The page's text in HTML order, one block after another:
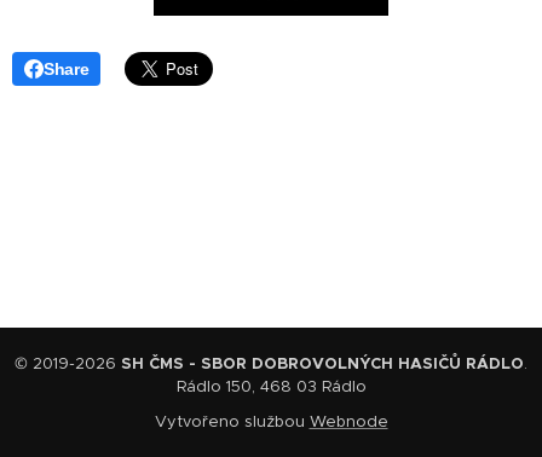
Share
© 2019-2026 SH ČMS - SBOR DOBROVOLNÝCH HASIČŮ RÁDLO.
Rádlo 150, 468 03 Rádlo
Vytvořeno službou Webnode